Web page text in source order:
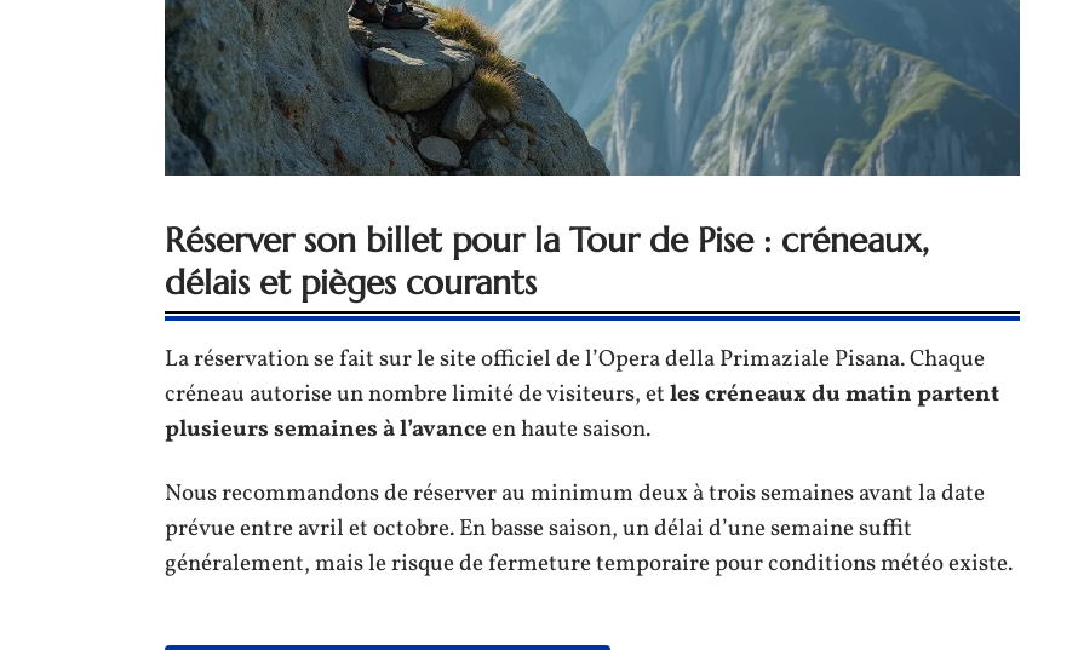
Réserver son billet pour la Tour de Pise : créneaux,
délais et pièges courants
La réservation se fait sur le site officiel de l’Opera della Primaziale Pisana. Chaque
créneau autorise un nombre limité de visiteurs, etles créneaux du matin partent
plusieurs semaines à l’avanceen haute saison.
Nous recommandons de réserver au minimum deux à trois semaines avant la date
prévue entre avril et octobre. En basse saison, un délai d’une semaine suffit
généralement, mais le risque de fermeture temporaire pour conditions météo existe.